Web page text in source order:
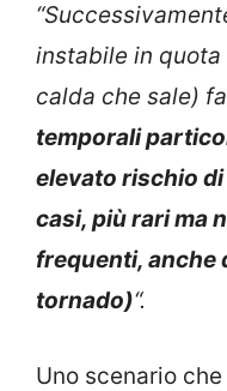
instabile in
calda che sale)
temporali
elevato rischio
casi, più rari ma
frequenti, anche
tornado)“.
Uno scenario